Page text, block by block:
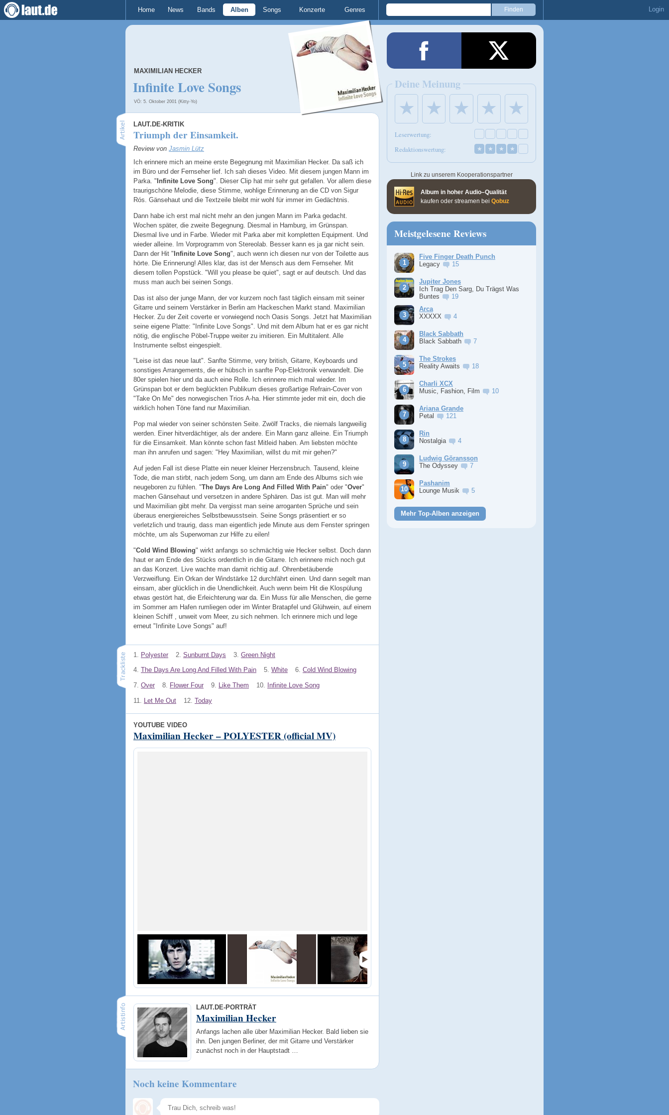
Home News Bands Alben Songs Konzerte Genres Login
MAXIMILIAN HECKER
Infinite Love Songs
VÖ: 5. Oktober 2001 (Kitty-Yo)
LAUT.DE-KRITIK
Triumph der Einsamkeit.
Review von Jasmin Lütz
Ich erinnere mich an meine erste Begegnung mit Maximilian Hecker. Da saß ich
im Büro und der Fernseher lief. Ich sah dieses Video. Mit diesem jungen Mann im
Parka. " Infinite Love Song". Dieser Clip hat mir sehr gut gefallen. Vor allem diese
traurigschöne Melodie, diese Stimme, wohlige Erinnerung an die CD von Sigur
Rós. Gänsehaut und die Textzeile bleibt mir wohl für immer im Gedächtnis.
Dann habe ich erst mal nicht mehr an den jungen Mann im Parka gedacht.
Wochen später, die zweite Begegnung. Diesmal in Hamburg, im Grünspan.
Diesmal live und in Farbe. Wieder mit Parka aber mit kompletten Equipment. Und
wieder alleine. Im Vorprogramm von Stereolab. Besser kann es ja gar nicht sein.
Dann der Hit " Infinite Love Song", auch wenn ich diesen nur von der Toilette aus
hörte. Die Erinnerung! Alles klar, das ist der Mensch aus dem Fernseher. Mit
diesem tollen Popstück. "Will you please be quiet", sagt er auf deutsch. Und das
muss man auch bei seinen Songs.
Das ist also der junge Mann, der vor kurzem noch fast täglich einsam mit seiner
Gitarre und seinem Verstärker in Berlin am Hackeschen Markt stand. Maximilian
Hecker. Zu der Zeit coverte er vorwiegend noch Oasis Songs. Jetzt hat Maximilian
seine eigene Platte: "Infinite Love Songs". Und mit dem Album hat er es gar nicht
nötig, die englische Pöbel-Truppe weiter zu imitieren. Ein Multitalent. Alle
Instrumente selbst eingespielt.
"Leise ist das neue laut". Sanfte Stimme, very british, Gitarre, Keyboards und
sonstiges Arrangements, die er hübsch in sanfte Pop-Elektronik verwandelt. Die
80er spielen hier und da auch eine Rolle. Ich erinnere mich mal wieder. Im
Grünspan bot er dem beglückten Publikum dieses großartige Refrain-Cover von
"Take On Me" des norwegischen Trios A-ha. Hier stimmte jeder mit ein, doch die
wirklich hohen Töne fand nur Maximilian.
Pop mal wieder von seiner schönsten Seite. Zwölf Tracks, die niemals langweilig
werden. Einer hitverdächtiger, als der andere. Ein Mann ganz alleine. Ein Triumph
für die Einsamkeit. Man könnte schon fast Mitleid haben. Am liebsten möchte
man ihn anrufen und sagen: "Hey Maximilian, willst du mit mir gehen?"
Auf jeden Fall ist diese Platte ein neuer kleiner Herzensbruch. Tausend, kleine
Tode, die man stirbt, nach jedem Song, um dann am Ende des Albums sich wie
neugeboren zu fühlen. "The Days Are Long And Filled With Pain" oder "Over"
machen Gänsehaut und versetzen in andere Sphären. Das ist gut. Man will mehr
und Maximilian gibt mehr. Da vergisst man seine arroganten Sprüche und sein
überaus energiereiches Selbstbewusstsein. Seine Songs präsentiert er so
verletzlich und traurig, dass man eigentlich jede Minute aus dem Fenster springen
möchte, um als Superwoman zur Hilfe zu eilen!
"Cold Wind Blowing" wirkt anfangs so schmächtig wie Hecker selbst. Doch dann
haut er am Ende des Stücks ordentlich in die Gitarre. Ich erinnere mich noch gut
an das Konzert. Live wachte man damit richtig auf. Ohrenbetäubende
Verzweiflung. Ein Orkan der Windstärke 12 durchfährt einen. Und dann segelt man
einsam, aber glücklich in die Unendlichkeit. Auch wenn beim Hit die Klospülung
etwas gestört hat, die Erleichterung war da. Ein Muss für alle Menschen, die gerne
im Sommer am Hafen rumliegen oder im Winter Bratapfel und Glühwein, auf einem
kleinen Schiff , unweit vom Meer, zu sich nehmen. Ich erinnere mich und lege
erneut "Infinite Love Songs" auf!
1. Polyester 2. Sunburnt Days 3. Green Night
4. The Days Are Long And Filled With Pain 5. White 6. Cold Wind Blowing
7. Over 8. Flower Four 9. Like Them 10. Infinite Love Song
11. Let Me Out 12. Today
YOUTUBE VIDEO
Maximilian Hecker – POLYESTER (official MV)
LAUT.DE-PORTRÄT
Maximilian Hecker
Anfangs lachen alle über Maximilian Hecker. Bald lieben sie
ihn. Den jungen Berliner, der mit Gitarre und Verstärker
zunächst noch in der Hauptstadt …
Noch keine Kommentare
Deine Meinung
★ ★ ★ ★ ★
Leserwertung:
Redaktionswertung:
★ ★ ★ ★
Link zu unserem Kooperationspartner
Album in hoher Audio–Qualität
kaufen oder streamen bei Qobuz
Meistgelesene Reviews
Five Finger Death Punch
Legacy
15
Jupiter Jones
Ich Trag Den Sarg, Du Trägst Was
Buntes
19
Arca
XXXXX
4
Black Sabbath
Black Sabbath
7
The Strokes
Reality Awaits
18
Charli XCX
Music, Fashion, Film
10
Ariana Grande
Petal
121
Rin
Nostalgia
4
Ludwig Göransson
The Odyssey
7
Pashanim
Lounge Musik
5
Mehr Top-Alben anzeigen